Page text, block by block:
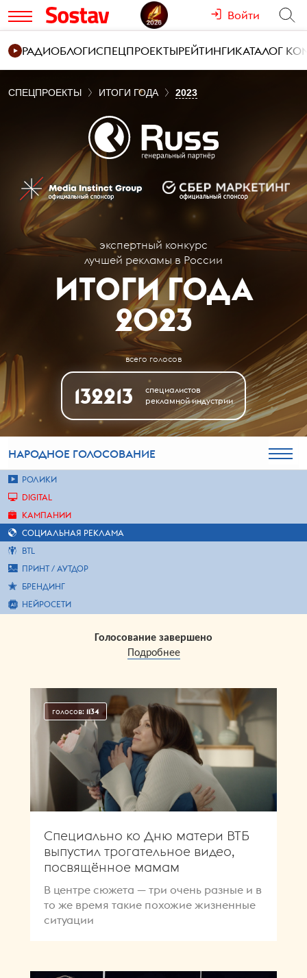
Войти
РАДИОБЛОГИСПЕЦПРОЕКТЫРЕЙТИНГИКАТАЛОГ
СПЕЦПРОЕКТЫ ИТОГИ ГОДА 2023
экспертный конкурс
лучшей рекламы в России
ИТОГИ ГОДА
2023
всего голосов
132213
специалистов
рекламной индустрии
НАРОДНОЕ ГОЛОСОВАНИЕ
РОЛИКИ
DIGITAL
КАМПАНИИ
СОЦИАЛЬНАЯ РЕКЛАМА
BTL
ПРИНТ / АУТДОР
БРЕНДИНГ
НЕЙРОСЕТИ
Голосование завершено
Подробнее
голосов: 1134
Специально ко Дню матери ВТБ
выпустил трогательное видео,
посвящённое мамам
В центре сюжета — три очень разные и в
то же время такие похожие жизненные
ситуации